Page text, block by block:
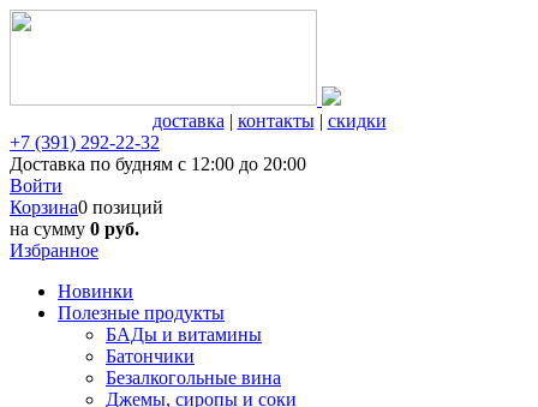
доставка | контакты| скидки
+7 (391) 292-22-32
Доставка по будням с 12:00 до 20:00
Войти
Корзина0 позиций
на сумму 0 руб.
Избранное
Новинки
Полезные продукты
БАДы и витамины
Батончики
Безалкогольные вина
Джемы, сиропы и соки